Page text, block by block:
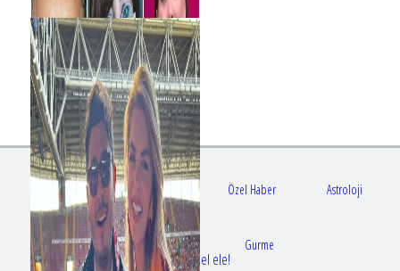
Bir dizi aşkı daha gerçek oldu: Sette el ele!
Gündem Sağlık Özel Haber Astroloji
Doktorlar Gurme